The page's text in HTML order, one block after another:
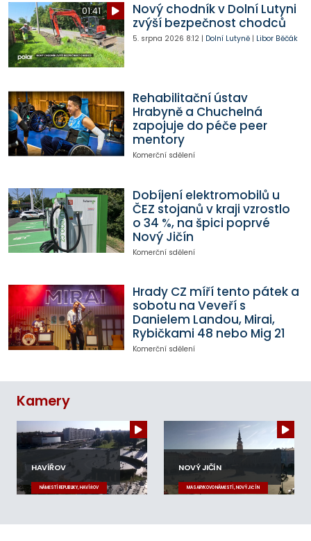
01:41
Nový chodník v Dolní Lutyni
zvýší bezpečnost chodců
5. srpna 2026 8:12| Dolní Lutyně| Libor Běčák
Rehabilitační ústav
Hrabyně a Chuchelná
zapojuje do péče peer
mentory
Komerční sdělení
Dobíjení elektromobilů u
ČEZ stojanů v kraji vzrostlo
o 34 %, na špici poprvé
Nový Jičín
Komerční sdělení
Hrady CZ míří tento pátek a
sobotu na Veveří s
Danielem Landou, Mirai,
Rybičkami 48 nebo Mig 21
Komerční sdělení
Kamery
HAVÍŘOV
NÁMĚSTÍ REPUBLIKY, HAVÍŘOV
NOVÝ JIČÍN
MASARYKOVO NÁMĚSTÍ, NOVÝ JIČÍN